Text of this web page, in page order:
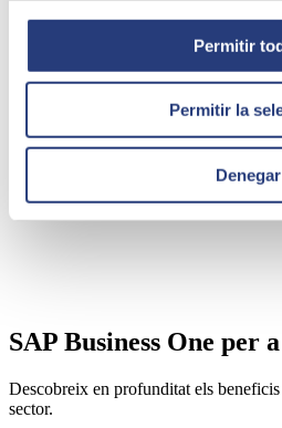
Permitir
Permitir la
Denegar
SAP Business One per
Descobreix en profunditat els
sector.